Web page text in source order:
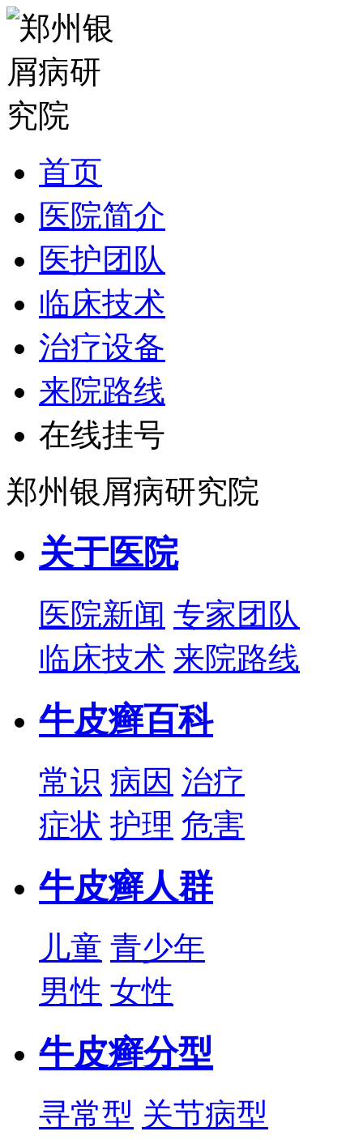
首页
医院简介
医护团队
临床技术
治疗设备
来院路线
在线挂号
郑州银屑病研究院
关于医院
医院新闻 专家团队
临床技术 来院路线
牛皮癣百科
常识 病因 治疗
症状 护理 危害
牛皮癣人群
儿童 青少年
男性 女性
牛皮癣分型
寻常型 关节病型